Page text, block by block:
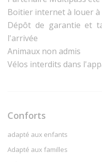
Boitier internet à louer à
Dépôt de garantie et
l'arrivée
Animaux non admis
Vélos interdits dans
Conforts
adapté aux enfants
Adapté aux familles